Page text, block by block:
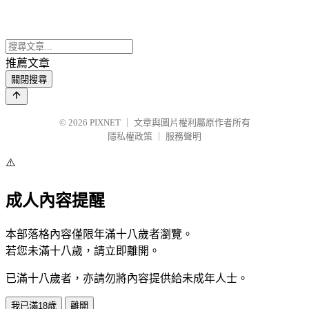
推薦文章
關閉搜尋
© 2026 PIXNET
文章與圖片權利屬原作者所有
隱私權政策
服務聲明
⚠️
成人內容提醒
本部落格內容僅限年滿十八歲者瀏覽。
若您未滿十八歲，請立即離開。
已滿十八歲者，亦請勿將內容提供給未成年人士。
我已滿18歲 離開